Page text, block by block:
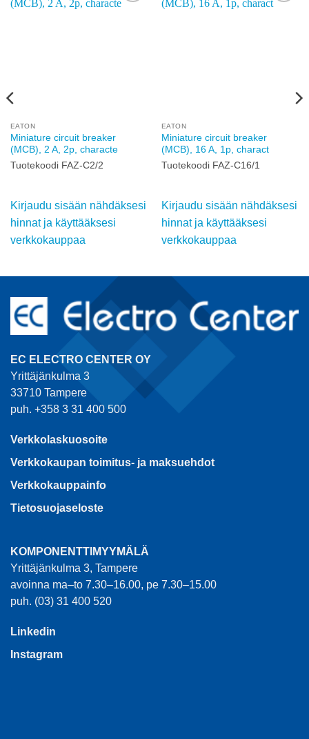
EATON
Miniature circuit breaker
(MCB), 2 A, 2p, characte
Tuotekoodi FAZ-C2/2
Kirjaudu sisään nähdäksesi
hinnat ja käyttääksesi
verkkokauppaa
EATON
Miniature circuit breaker
(MCB), 16 A, 1p, charact
Tuotekoodi FAZ-C16/1
Kirjaudu sisään nähdäksesi
hinnat ja käyttääksesi
verkkokauppaa
EC ELECTRO CENTER OY
Yrittäjänkulma 3
33710 Tampere
puh. +358 3 31 400 500
Verkkolaskuosoite
Verkkokaupan toimitus- ja maksuehdot
Verkkokauppainfo
Tietosuojaseloste
KOMPONENTTIMYYMÄLÄ
Yrittäjänkulma 3, Tampere
avoinna ma–to 7.30–16.00, pe 7.30–15.00
puh. (03) 31 400 520
Linkedin
Instagram